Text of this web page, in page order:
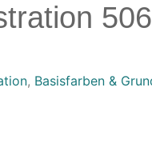
, Basisfarben &